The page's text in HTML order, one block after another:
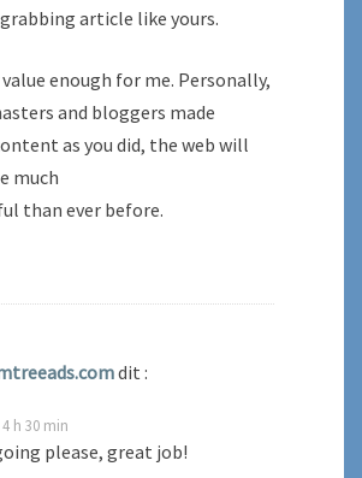
article like yours.
enough for me. Personally,
and bloggers made
as you did, the web will
much
than ever before.
dit :
h 30 min
please, great job!